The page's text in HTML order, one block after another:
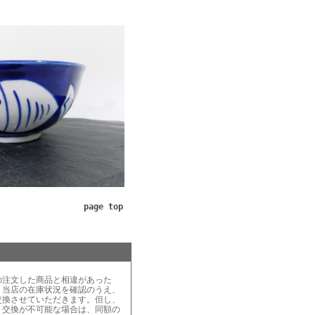
page top
文した商品と相違があった
店の在庫状況を確認のうえ、
させていただきます。但し、
換が不可能な場合は、同額の